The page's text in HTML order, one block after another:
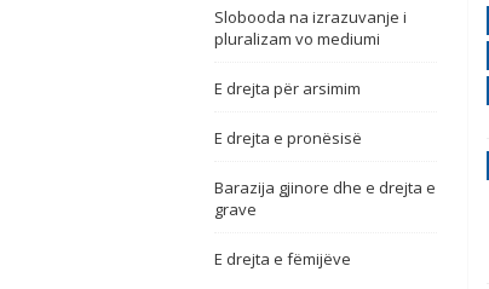
Slobooda na izrazuvanje i
pluralizam vo mediumi
E drejta për arsimim
E drejta e pronësisë
Barazija gjinore dhe e drejta e
grave
E drejta e fëmijëve